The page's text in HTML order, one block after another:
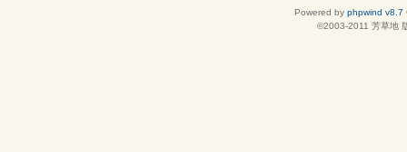
Powered by phpwind v8.7
©2003-2011 芳草地